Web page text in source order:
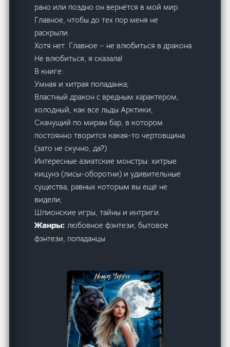
рано или поздно он вернётся в мой мир.
Главное, чтобы до тех пор меня не
раскрыли.
Хотя нет. Главное – не влюбиться в дракона.
Не влюбиться, я сказала!
В книге:
Умная и хитрая попаданка;
Властный дракон с вредным характером,
холодный, как все льды Арктики;
Скачущий по мирам бар, в котором
постоянно творится какая-то чертовщина
(зато не скучно, да?)
Интересные азиатские монстры: хитрые
кицунэ (лисы-оборотни) и удивительные
существа, равных которым вы ещё не
видели;
Шпионские игры, тайны и интриги.
Жанры:любовное фэнтези, бытовое
фэнтези, попаданцы